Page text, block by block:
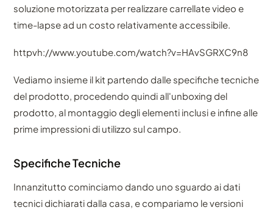
soluzione motorizzata per realizzare carrellate video e
time-lapse ad un costo relativamente accessibile.
httpvh://www.youtube.com/watch?v=HAvSGRXC9n8
Vediamo insieme il kit partendo dalle specifiche tecniche
del prodotto, procedendo quindi all'unboxing del
prodotto, al montaggio degli elementi inclusi e infine alle
prime impressioni di utilizzo sul campo.
Specifiche Tecniche
Innanzitutto cominciamo dando uno sguardo ai dati
tecnici dichiarati dalla casa, e compariamo le versioni